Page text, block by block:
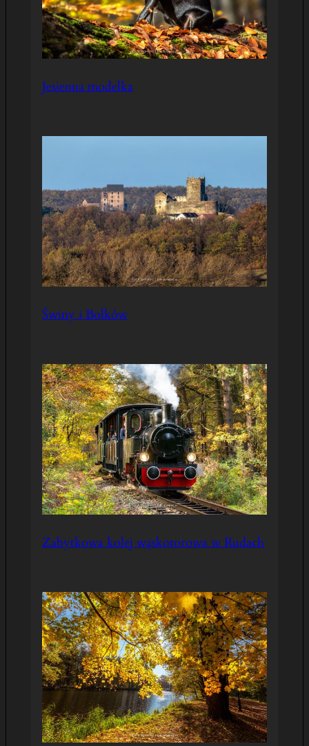
Jesienna modelka
Świny i Bolków
Zabytkowa kolej wąskotorowa w Rudach